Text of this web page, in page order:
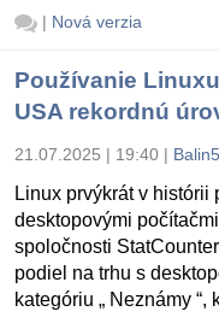
| Nová verzia
Používanie
USA rekordnú
21.07.2025 | 19:40 |
Linux prvýkrát v histórii
desktopovými
spoločnosti
podiel na trhu s
kategóriu „ Neznámy